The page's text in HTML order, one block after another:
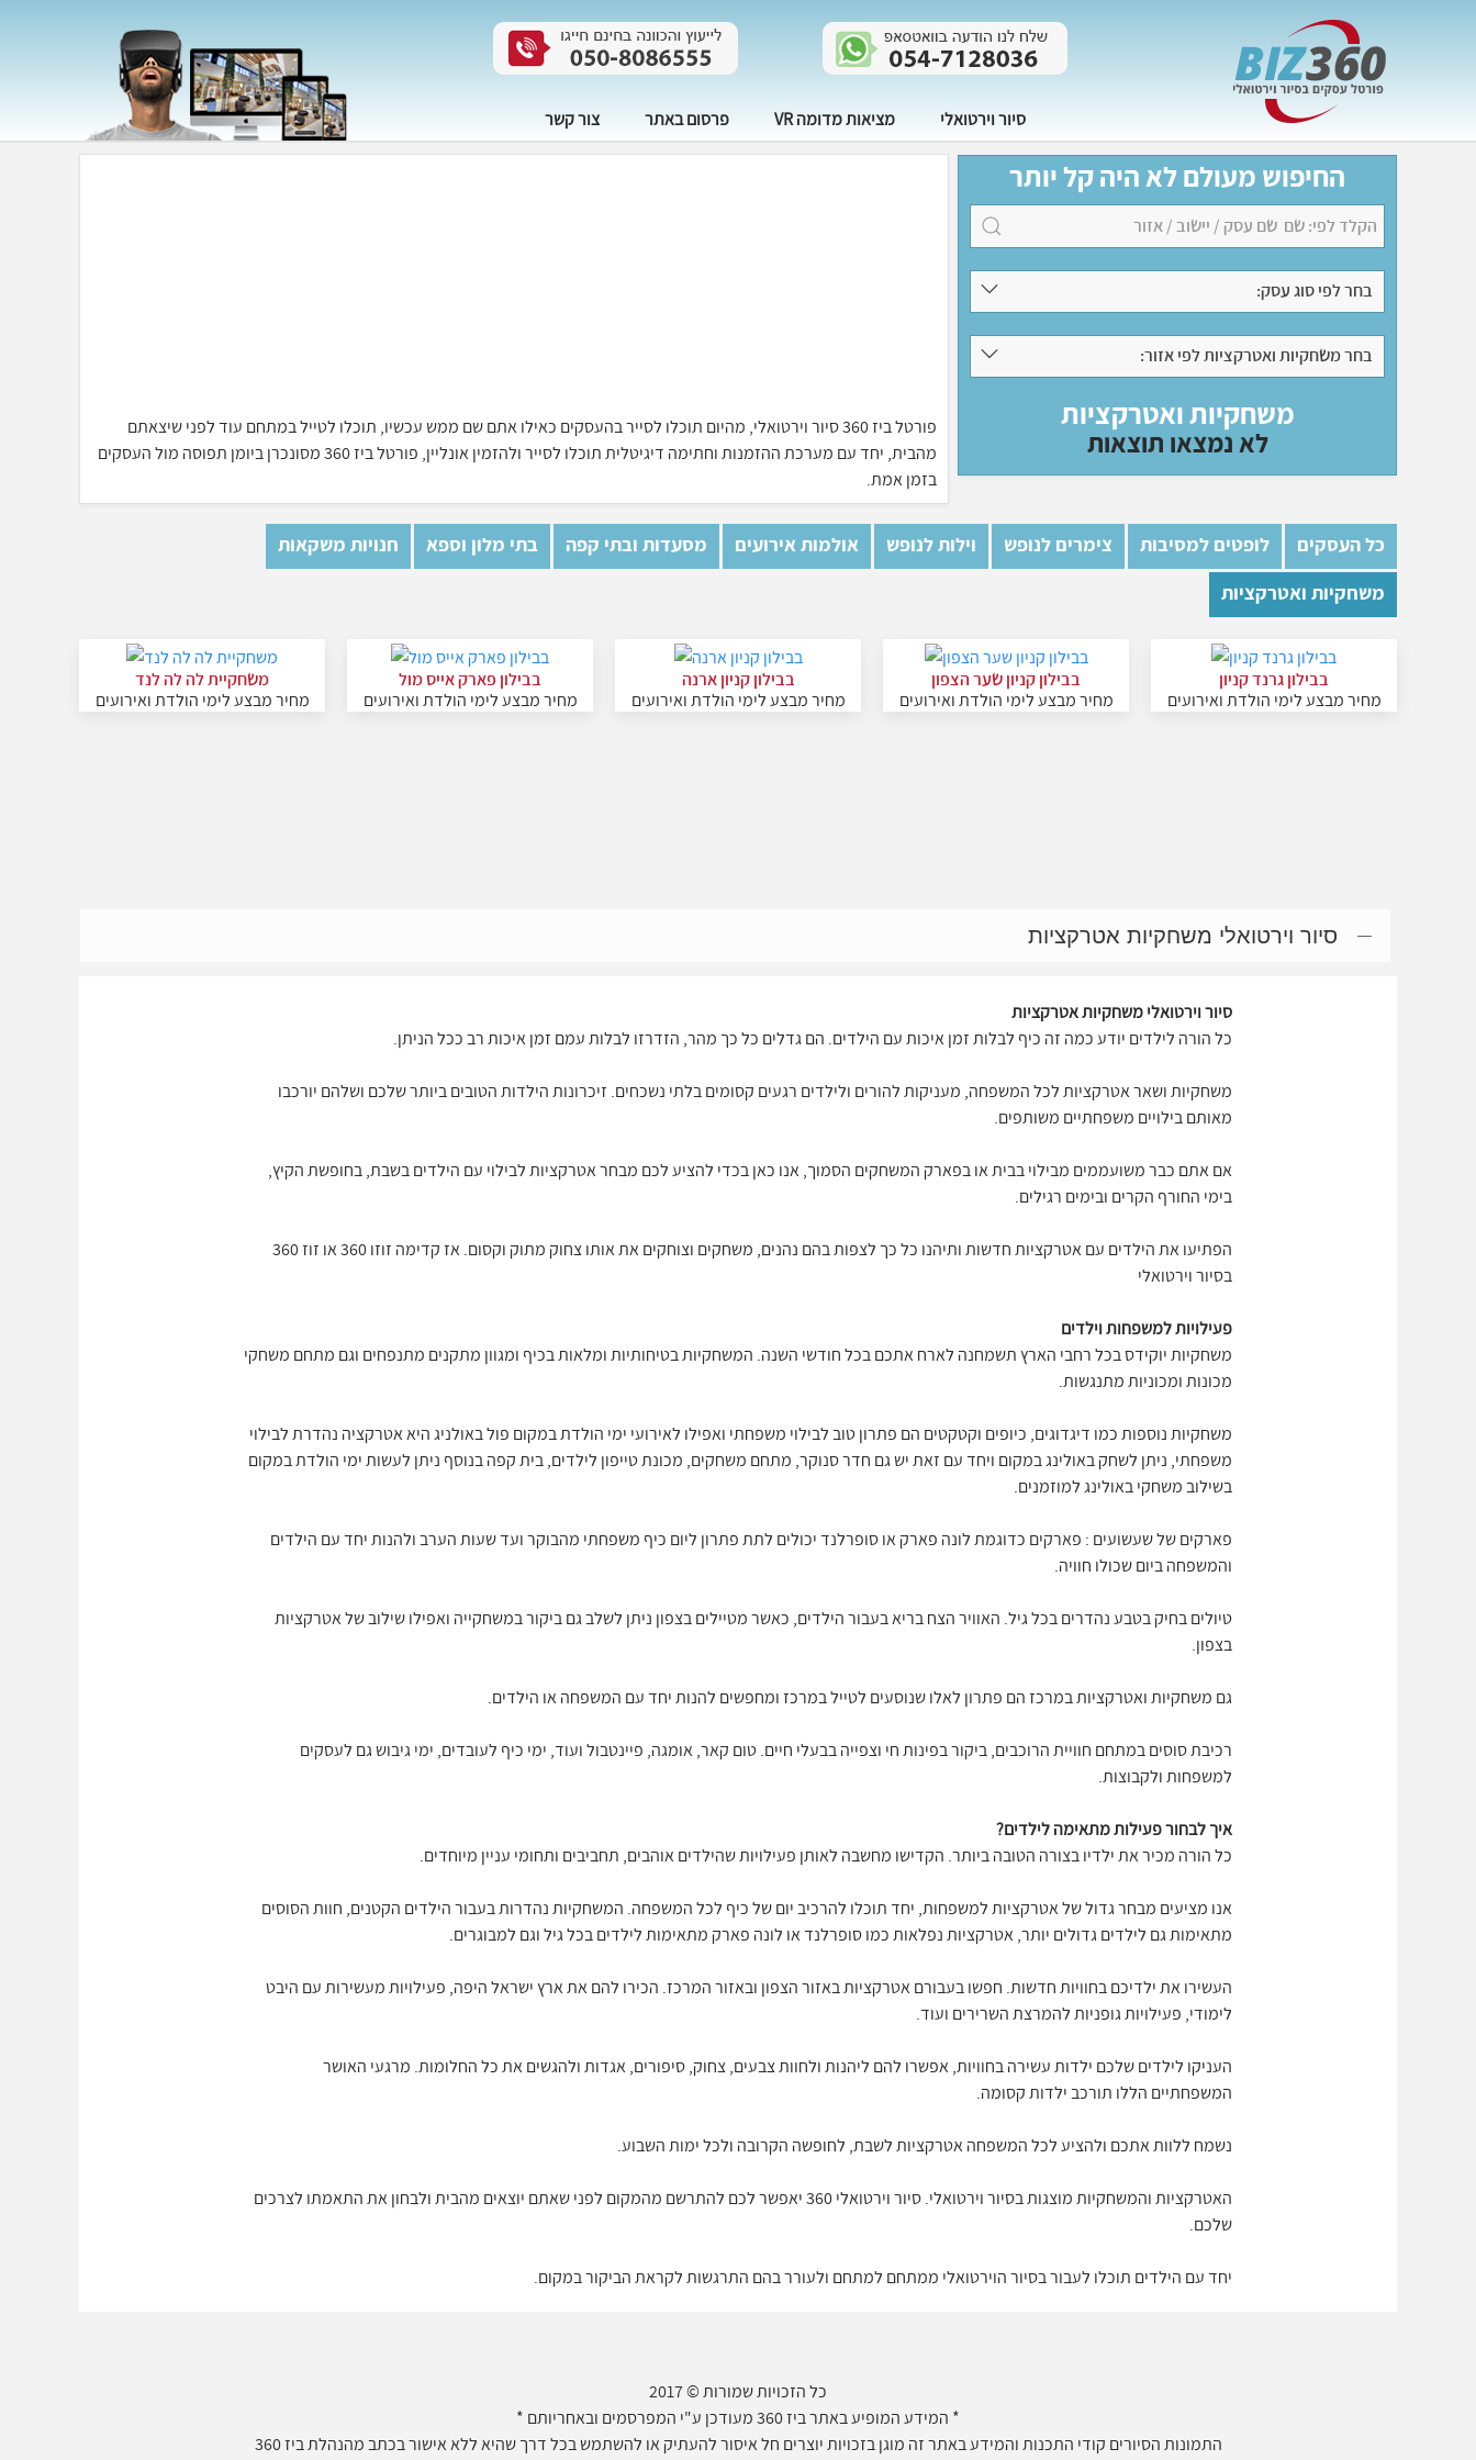
סיור וירטואלי מציאות מדומה VR פרסום באתר צור קשר
פורטל ביז 360 סיור וירטואלי, מהיום תוכלו לסייר בהעסקים כאילו אתם שם ממש עכשיו, תוכלו לטייל במתחם עוד לפני שיצאתם
מהבית, יחד עם מערכת ההזמנות וחתימה דיגיטלית תוכלו לסייר ולהזמין אונליין, פורטל ביז 360 מסונכרן ביומן תפוסה מול העסקים
בזמן אמת.
החיפוש מעולם לא היה קל יותר
בחר לפי סוג עסק:
בחר משחקיות ואטרקציות לפי אזור:
משחקיות ואטרקציות
לא נמצאו תוצאות
כל העסקים לופטים למסיבות צימרים לנופש וילות לנופש אולמות אירועים מסעדות ובתי קפה בתי מלון וספא
חנויות משקאות
משחקיות ואטרקציות
משחקיית לה לה לנד
מחיר מבצע לימי הולדת ואירועים
בבילון פארק אייס מול
מחיר מבצע לימי הולדת ואירועים
בבילון קניון ארנה
מחיר מבצע לימי הולדת ואירועים
בבילון קניון שער הצפון
מחיר מבצע לימי הולדת ואירועים
בבילון גרנד קניון
מחיר מבצע לימי הולדת ואירועים
סיור וירטואלי משחקיות אטרקציות
סיור וירטואלי משחקיות אטרקציות
כל הורה לילדים יודע כמה זה כיף לבלות זמן איכות עם הילדים. הם גדלים כל כך מהר, הזדרזו לבלות עמם זמן איכות רב ככל הניתן.
משחקיות ושאר אטרקציות לכל המשפחה, מעניקות להורים ולילדים רגעים קסומים בלתי נשכחים. זיכרונות הילדות הטובים ביותר שלכם ושלהם יורכבו
מאותם בילויים משפחתיים משותפים.
אם אתם כבר משועממים מבילוי בבית או בפארק המשחקים הסמוך, אנו כאן בכדי להציע לכם מבחר אטרקציות לבילוי עם הילדים בשבת, בחופשת הקיץ,
בימי החורף הקרים ובימים רגילים.
הפתיעו את הילדים עם אטרקציות חדשות ותיהנו כל כך לצפות בהם נהנים, משחקים וצוחקים את אותו צחוק מתוק וקסום. אז קדימה זוזו 360 או זוז 360
בסיור וירטואלי
פעילויות למשפחות וילדים
משחקיות יוקידס בכל רחבי הארץ תשמחנה לארח אתכם בכל חודשי השנה. המשחקיות בטיחותיות ומלאות בכיף ומגוון מתקנים מתנפחים וגם מתחם משחקי
מכונות ומכוניות מתנגשות.
משחקיות נוספות כמו דיגדוגים, כיופים וקטקטים הם פתרון טוב לבילוי משפחתי ואפילו לאירועי ימי הולדת במקום פול באולניג היא אטרקציה נהדרת לבילוי
משפחתי, ניתן לשחק באולינג במקום ויחד עם זאת יש גם חדר סנוקר, מתחם משחקים, מכונת טייפון לילדים, בית קפה בנוסף ניתן לעשות ימי הולדת במקום
בשילוב משחקי באולינג למוזמנים.
פארקים של שעשועים : פארקים כדוגמת לונה פארק או סופרלנד יכולים לתת פתרון ליום כיף משפחתי מהבוקר ועד שעות הערב ולהנות יחד עם הילדים
והמשפחה ביום שכולו חוויה.
טיולים בחיק בטבע נהדרים בכל גיל. האוויר הצח בריא בעבור הילדים, כאשר מטיילים בצפון ניתן לשלב גם ביקור במשחקייה ואפילו שילוב של אטרקציות
בצפון.
גם משחקיות ואטרקציות במרכז הם פתרון לאלו שנוסעים לטייל במרכז ומחפשים להנות יחד עם המשפחה או הילדים.
רכיבת סוסים במתחם חוויית הרוכבים, ביקור בפינות חי וצפייה בבעלי חיים. טום קאר, אומגה, פיינטבול ועוד, ימי כיף לעובדים, ימי גיבוש גם לעסקים
למשפחות ולקבוצות.
איך לבחור פעילות מתאימה לילדים?
כל הורה מכיר את ילדיו בצורה הטובה ביותר. הקדישו מחשבה לאותן פעילויות שהילדים אוהבים, תחביבים ותחומי עניין מיוחדים.
אנו מציעים מבחר גדול של אטרקציות למשפחות, יחד תוכלו להרכיב יום של כיף לכל המשפחה. המשחקיות נהדרות בעבור הילדים הקטנים, חוות הסוסים
מתאימות גם לילדים גדולים יותר, אטרקציות נפלאות כמו סופרלנד או לונה פארק מתאימות לילדים בכל גיל וגם למבוגרים.
העשירו את ילדיכם בחוויות חדשות. חפשו בעבורם אטרקציות באזור הצפון ובאזור המרכז. הכירו להם את ארץ ישראל היפה, פעילויות מעשירות עם היבט
לימודי, פעילויות גופניות להמרצת השרירים ועוד.
העניקו לילדים שלכם ילדות עשירה בחוויות, אפשרו להם ליהנות ולחוות צבעים, צחוק, סיפורים, אגדות ולהגשים את כל החלומות. מרגעי האושר
המשפחתיים הללו תורכב ילדות קסומה.
נשמח ללוות אתכם ולהציע לכל המשפחה אטרקציות לשבת, לחופשה הקרובה ולכל ימות השבוע.
האטרקציות והמשחקיות מוצגות בסיור וירטואלי. סיור וירטואלי 360 יאפשר לכם להתרשם מהמקום לפני שאתם יוצאים מהבית ולבחון את התאמתו לצרכים
שלכם.
יחד עם הילדים תוכלו לעבור בסיור הוירטואלי ממתחם למתחם ולעורר בהם התרגשות לקראת הביקור במקום.
כל הזכויות שמורות © 2017
* המידע המופיע באתר ביז 360 מעודכן ע"י המפרסמים ובאחריותם *
התמונות הסיורים קודי התכנות והמידע באתר זה מוגן בזכויות יוצרים חל איסור להעתיק או להשתמש בכל דרך שהיא ללא אישור בכתב מהנהלת ביז 360